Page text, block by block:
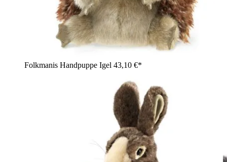
Folkmanis Handpuppe Igel 43,10 €*